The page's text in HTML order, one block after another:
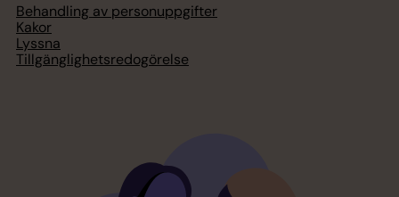
Behandling av personuppgifter
Kakor
Lyssna
Tillgänglighetsredogörelse